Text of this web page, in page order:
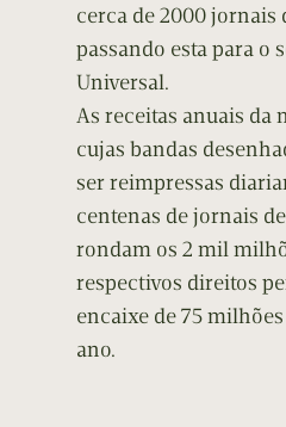
cerca de 2000 jornais
passando esta para o
Universal.
As receitas anuais da
cujas bandas
ser reimpressas
centenas de jornais
rondam os 2 mil
respectivos direitos
encaixe de 75
ano.